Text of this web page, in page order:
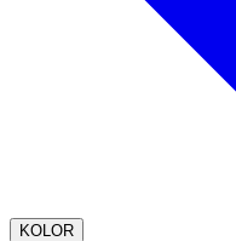
KOLOR